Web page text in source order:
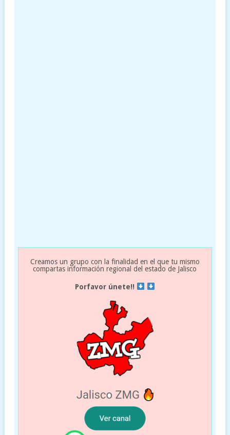
Creamos un grupo con la finalidad en el que tu mismo
compartas información regional del estado de Jalisco
Porfavor únete!!